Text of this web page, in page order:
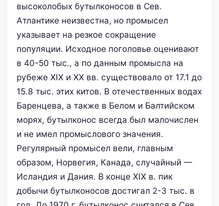
высоколобых бутылконосов в Сев.
Атлантике неизвестна, но промысел
указывает на резкое сокращение
популяции. Исходное поголовье оценивают
в 40-50 тыс., а по данным промысла на
рубеже XIX и XX вв. существовало от 17.1 до
15.8 тыс. этих китов. В отечественных водах
Баренцева, а также в Белом и Балтийском
морях, бутылконос всегда был малочислен
и не имел промыслового значения.
Регулярный промысел вели, главным
образом, Норвегия, Канада, случайный —
Исландия и Дания. В конце XIX в. пик
добычи бутылконосов достигал 2-3 тыс. в